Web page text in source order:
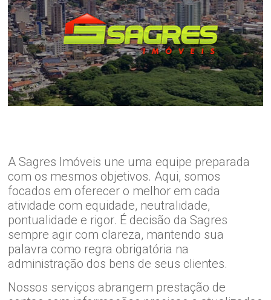
A Sagres Imóveis une uma equipe preparada
com os mesmos objetivos. Aqui, somos
focados em oferecer o melhor em cada
atividade com equidade, neutralidade,
pontualidade e rigor. É decisão da Sagres
sempre agir com clareza, mantendo sua
palavra como regra obrigatória na
administração dos bens de seus clientes.
Nossos serviços abrangem prestação de